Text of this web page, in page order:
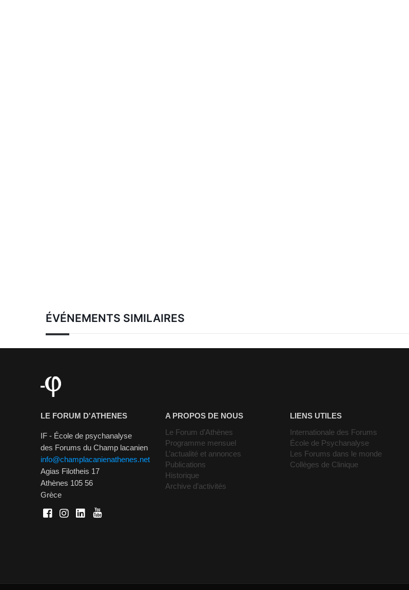
ÉVÉNEMENTS SIMILAIRES
LE FORUM D'ATHENES
IF - École de psychanalyse
des Forums du Champ lacanien
info@champlacanienathenes.net
Agias Filotheis 17
Athènes 105 56
Grèce
A PROPOS DE NOUS
Le Forum d’Athènes
Programme mensuel
L’actualité et annonces
Publications
Historique
Archive d’activités
LIENS UTILES
Internationale des Forums
École de Psychanalyse
Les Forums dans le monde
Collèges de Clinique